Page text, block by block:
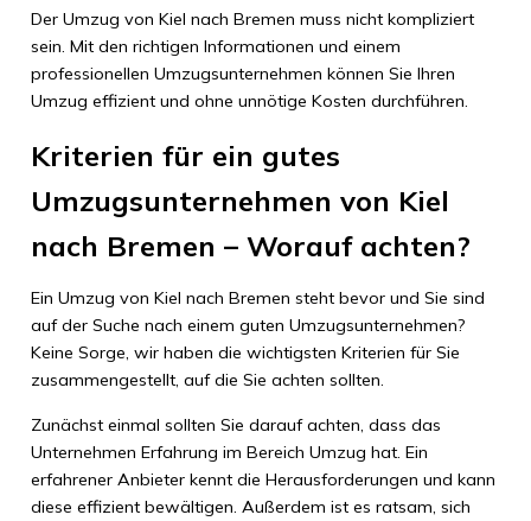
Der Umzug von Kiel nach Bremen muss nicht kompliziert
sein. Mit den richtigen Informationen und einem
professionellen Umzugsunternehmen können Sie Ihren
Umzug effizient und ohne unnötige Kosten durchführen.
Kriterien für ein gutes
Umzugsunternehmen von Kiel
nach Bremen – Worauf achten?
Ein Umzug von Kiel nach Bremen steht bevor und Sie sind
auf der Suche nach einem guten Umzugsunternehmen?
Keine Sorge, wir haben die wichtigsten Kriterien für Sie
zusammengestellt, auf die Sie achten sollten.
Zunächst einmal sollten Sie darauf achten, dass das
Unternehmen Erfahrung im Bereich Umzug hat. Ein
erfahrener Anbieter kennt die Herausforderungen und kann
diese effizient bewältigen. Außerdem ist es ratsam, sich